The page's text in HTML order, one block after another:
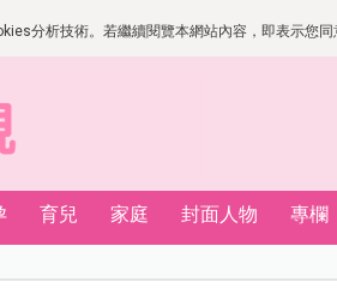
分析技術。若繼續閱覽本網站內容，即表示您
育兒 家庭 封面人物 專欄